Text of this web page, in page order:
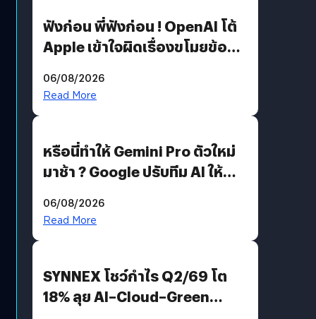
ฟังก่อน พี่ฟังก่อน ! OpenAI โต้
Apple เข้าใจผิดเรื่องขโมยข้อมูล
06/08/2026
Read More
หรือนี่ทำให้ Gemini Pro ตัวใหม่
มาช้า ? Google ปรับทีม AI ให้
AGI
06/08/2026
Read More
SYNNEX โชว์กำไร Q2/69 โต
18% ลุย AI–Cloud–Green